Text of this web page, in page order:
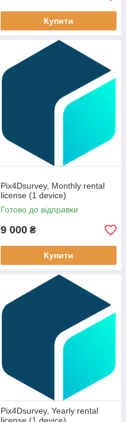
Купити
Pix4Dsurvey, Monthly rental
license (1 device)
Готово до відправки
9 000 ₴
Купити
Pix4Dsurvey, Yearly rental